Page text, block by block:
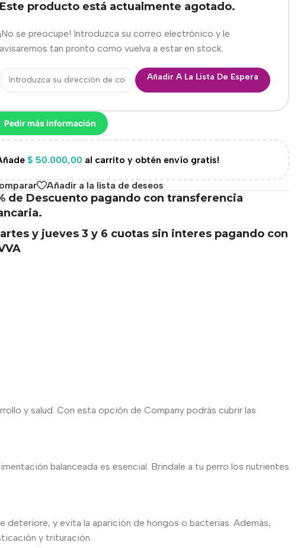
Este producto está actualmente agotado.
¡No se preocupe! Introduzca su correo electrónico y le
avisaremos tan pronto como vuelva a estar en stock.
Añadir A La Lista De Espera
Pedir más información
$ 50.000,00 al carrito y obtén envío gratis!
Añadir a la lista de deseos
de Descuento pagando con transferencia
y jueves 3 y 6 cuotas sin interes pagando con
y salud. Con esta opción de Company podrás cubrir las
balanceada es esencial. Brindale a tu perro los nutrientes
deteriore, y evita la aparición de hongos o bacterias. Además,
y trituración.